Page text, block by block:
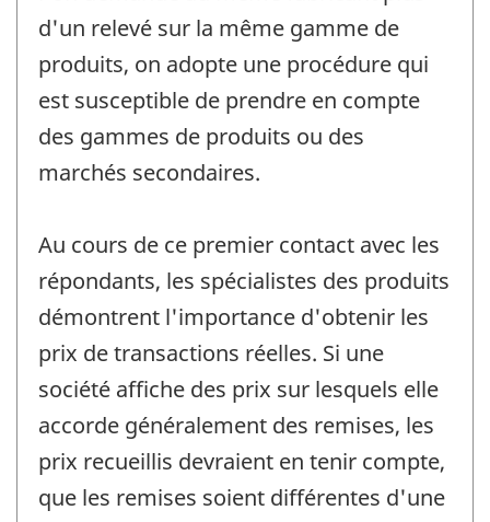
d'un relevé sur la même gamme de
produits, on adopte une procédure qui
est susceptible de prendre en compte
des gammes de produits ou des
marchés secondaires.
Au cours de ce premier contact avec les
répondants, les spécialistes des produits
démontrent l'importance d'obtenir les
prix de transactions réelles. Si une
société affiche des prix sur lesquels elle
accorde généralement des remises, les
prix recueillis devraient en tenir compte,
que les remises soient différentes d'une